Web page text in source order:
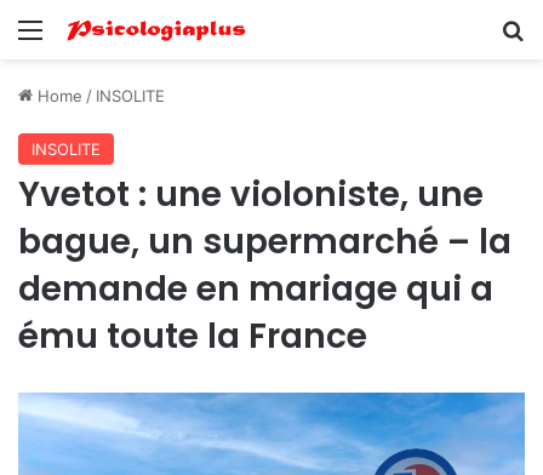
Menu
Home / INSOLITE
INSOLITE
Yvetot : une violoniste, une
bague, un supermarché – la
demande en mariage qui a
ému toute la France